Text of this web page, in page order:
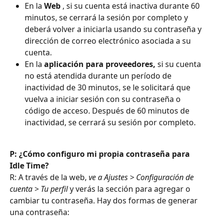
En la Web , si su cuenta está inactiva durante 60
minutos, se cerrará la sesión por completo y
deberá volver a iniciarla usando su contraseña y
dirección de correo electrónico asociada a su
cuenta.
En la aplicación para proveedores, si su cuenta
no está atendida durante un período de
inactividad de 30 minutos, se le solicitará que
vuelva a iniciar sesión con su contraseña o
código de acceso. Después de 60 minutos de
inactividad, se cerrará su sesión por completo.
P: ¿Cómo configuro mi propia contraseña para
Idle Time?
R: A través de la web, ve a Ajustes > Configuración de
cuenta > Tu perfil y verás la sección para agregar o
cambiar tu contraseña. Hay dos formas de generar
una contraseña: